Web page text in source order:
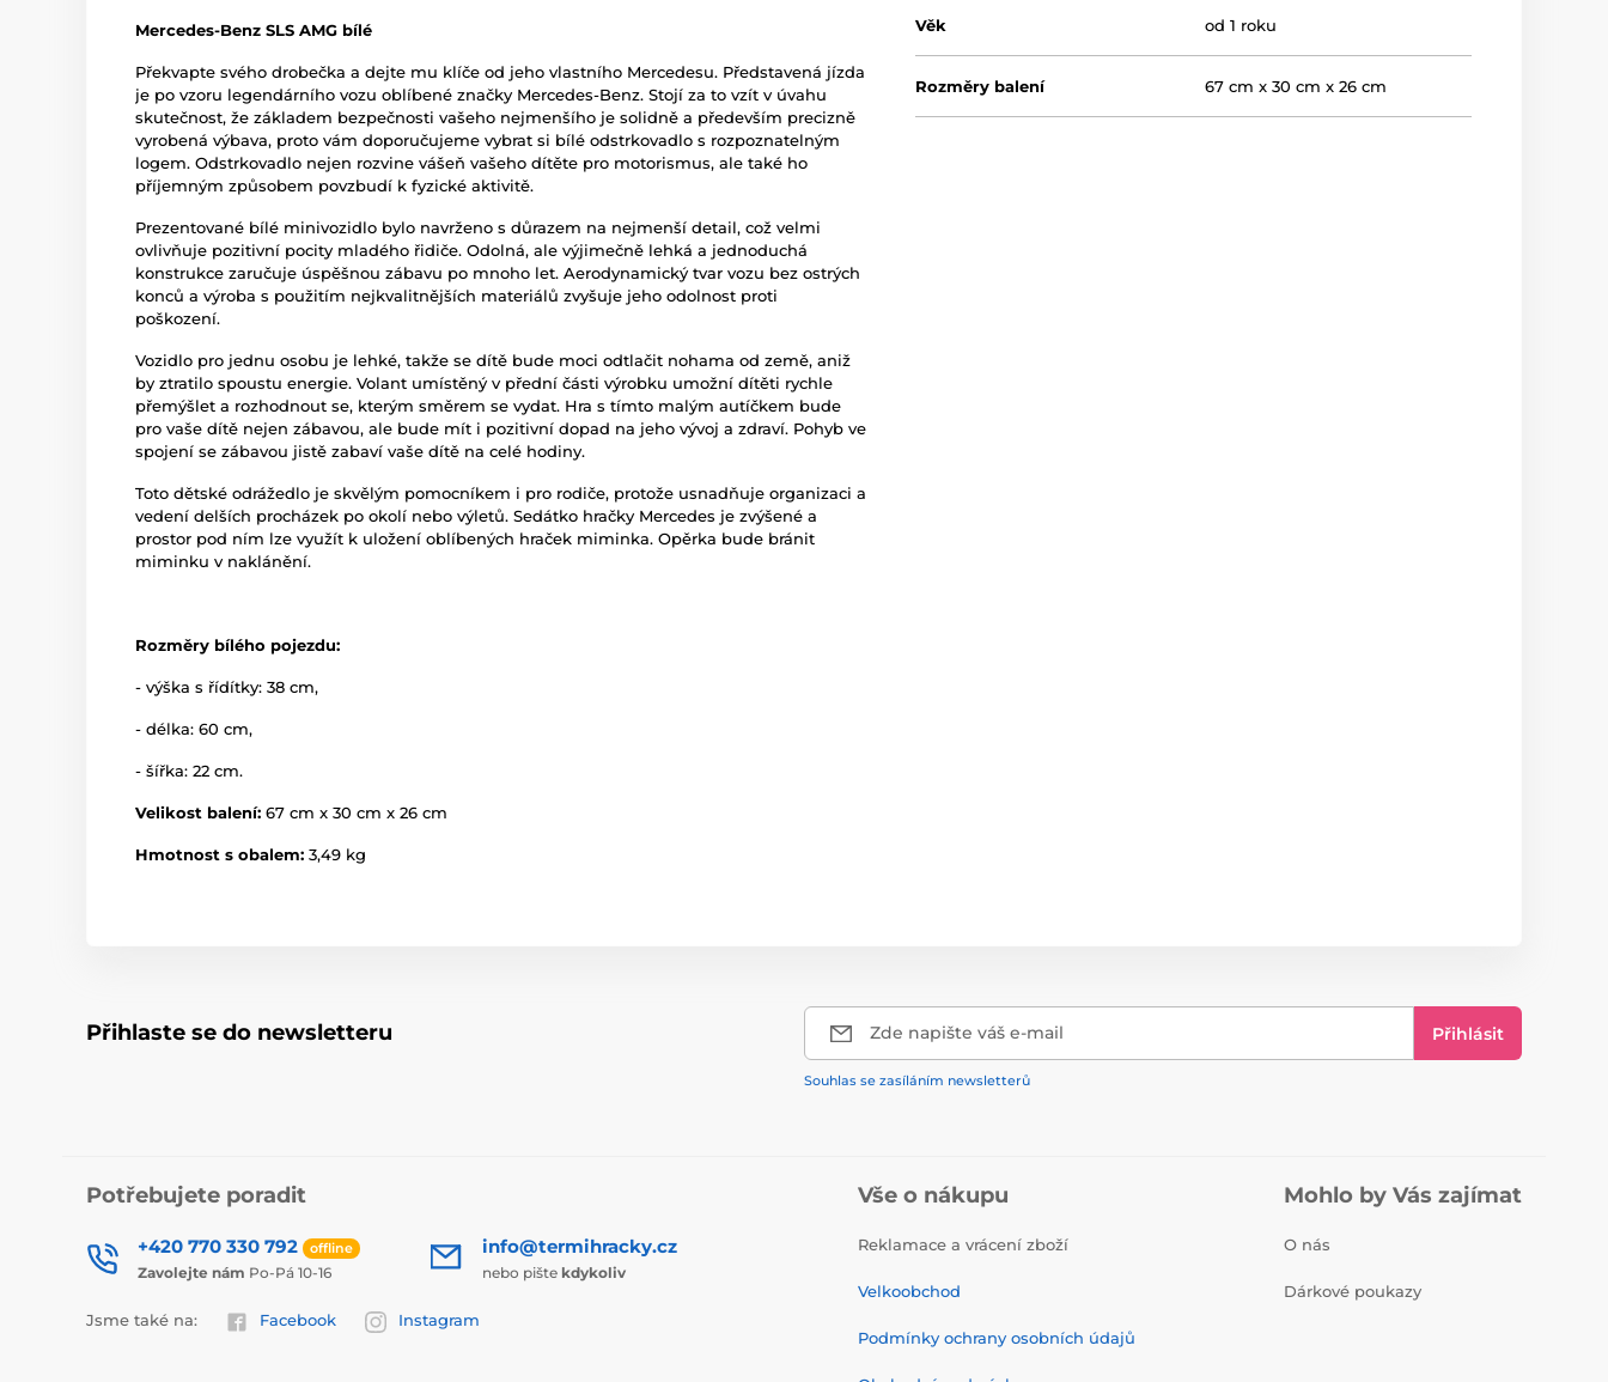
Mercedes-Benz SLS AMG bílé
Překvapte svého drobečka a dejte mu klíče od jeho vlastního Mercedesu. Představená jízda
je po vzoru legendárního vozu oblíbené značky Mercedes-Benz. Stojí za to vzít v úvahu
skutečnost, že základem bezpečnosti vašeho nejmenšího je solidně a především precizně
vyrobená výbava, proto vám doporučujeme vybrat si bílé odstrkovadlo s rozpoznatelným
logem. Odstrkovadlo nejen rozvine vášeň vašeho dítěte pro motorismus, ale také ho
příjemným způsobem povzbudí k fyzické aktivitě.
Prezentované bílé minivozidlo bylo navrženo s důrazem na nejmenší detail, což velmi
ovlivňuje pozitivní pocity mladého řidiče. Odolná, ale výjimečně lehká a jednoduchá
konstrukce zaručuje úspěšnou zábavu po mnoho let. Aerodynamický tvar vozu bez ostrých
konců a výroba s použitím nejkvalitnějších materiálů zvyšuje jeho odolnost proti
poškození.
Vozidlo pro jednu osobu je lehké, takže se dítě bude moci odtlačit nohama od země, aniž
by ztratilo spoustu energie. Volant umístěný v přední části výrobku umožní dítěti rychle
přemýšlet a rozhodnout se, kterým směrem se vydat. Hra s tímto malým autíčkem bude
pro vaše dítě nejen zábavou, ale bude mít i pozitivní dopad na jeho vývoj a zdraví. Pohyb ve
spojení se zábavou jistě zabaví vaše dítě na celé hodiny.
Toto dětské odrážedlo je skvělým pomocníkem i pro rodiče, protože usnadňuje organizaci a
vedení delších procházek po okolí nebo výletů. Sedátko hračky Mercedes je zvýšené a
prostor pod ním lze využít k uložení oblíbených hraček miminka. Opěrka bude bránit
miminku v naklánění.
Rozměry bílého pojezdu:
- výška s řídítky: 38 cm,
- délka: 60 cm,
- šířka: 22 cm.
Velikost balení: 67 cm x 30 cm x 26 cm
Hmotnost s obalem: 3,49 kg
Věk od 1 roku
Rozměry balení 67 cm x 30 cm x 26 cm
Přihlaste se do newsletteru Zde napište váš e-mail Přihlásit
Souhlas se zasíláním newsletterů
Potřebujete poradit
+420 770 330 792 offline
Zavolejte nám Po-Pá 10-16
info@termihracky.cz
nebo pište kdykoliv
Jsme také na: Facebook Instagram
Vše o nákupu
Reklamace a vrácení zboží
Velkoobchod
Podmínky ochrany osobních údajů
Mohlo by Vás zajímat
O nás
Dárkové poukazy